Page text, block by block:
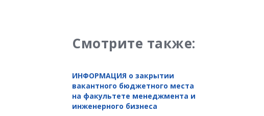
Смотрите также:
ИНФОРМАЦИЯ о закрытии
вакантного бюджетного места
на факультете менеджмента и
инженерного бизнеса